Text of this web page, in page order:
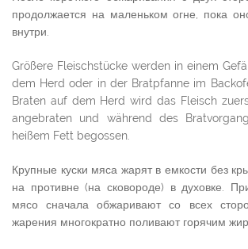
продолжается на маленьком огне, пока
внутри.
Größere Fleischstücke werden in einem
dem Herd oder in der Bratpfanne im
Braten auf dem Herd wird das Fleisch
angebraten und während des
heißem Fett begossen.
Крупные куски мяса жарят в емкости без
на противне (на сковороде) в духовке.
мясо сначала обжаривают со всех
жарения многократно поливают горячим